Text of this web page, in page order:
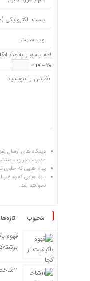
لطفا پاسخ را به عدد
20 − 17 =
دیدگاه های ارسال
مدیریت در وب
پیام هایی که حاوی
پیام هایی که به غیر
نخواهد شد.
محبوب تازه‌ها
۱۱شاخص مهم برای درمان اعتیاد با کیفیت بالا